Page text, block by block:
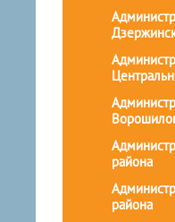
района
района